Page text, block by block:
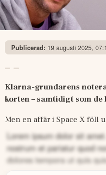
Publicerad: 19 augusti 2025,
Klarna-grundarens
korten – samtidigt som
Men en affär i Space X föll
Lorem ipsum dolor sit
nostrum et pariatur quod
dolores tempora ut quis